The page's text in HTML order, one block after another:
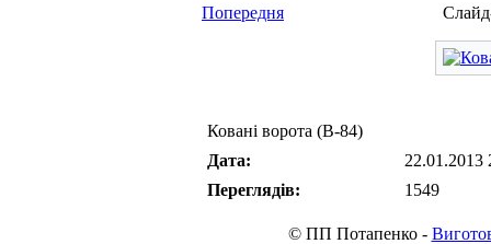
Попередня
Ковані ворота (В-84)
Дата:
22.01.2013
Переглядів:
1549
© ПП Потапенко -